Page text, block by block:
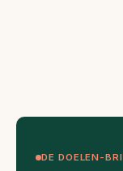
DE DOELEN-